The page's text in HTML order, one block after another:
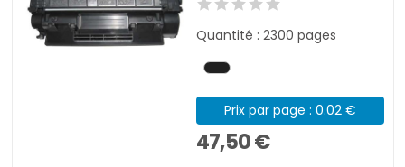
Quantité : 2300 pages
Prix par page : 0.02 €
47,50 €